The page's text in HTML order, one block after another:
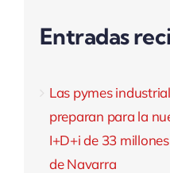
Entradas
Las pymes
preparan para la
I+D+i de 33
de Navarra